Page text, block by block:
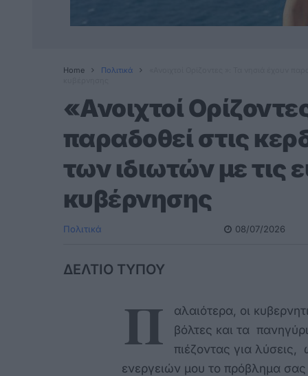
Home Πολιτικά
«Ανοιχτοί
παραδοθεί στις
των ιδιωτών με τις
κυβέρνησης
Πολιτικά 08/07/2026
ΔΕΛΤΙΟ ΤΥΠΟΥ
Π
αλαιότερα, οι
βόλτες και τα
πιέζοντας για λύσεις,
ενεργειών μου το πρόβλημα